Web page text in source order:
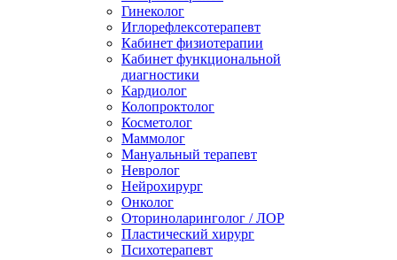
Гинеколог
Иглорефлексотерапевт
Кабинет физиотерапии
Кабинет функциональной
диагностики
Кардиолог
Колопроктолог
Косметолог
Маммолог
Мануальный терапевт
Невролог
Нейрохирург
Онколог
Оториноларинголог / ЛОР
Пластический хирург
Психотерапевт